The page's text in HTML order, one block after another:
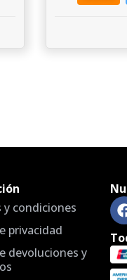
y condiciones
privacidad
devoluciones y